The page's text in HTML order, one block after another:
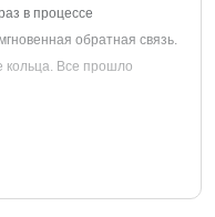
в процессе
обратная связь.
кольца. Все прошло